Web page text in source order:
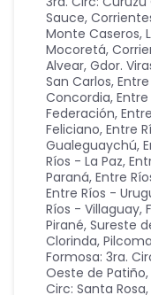
Sauce,
Monte Caseros,
Mocoretá,
Alvear, Gdor.
San Carlos,
Concordia,
Federación,
Feliciano, Entre
Gualeguaychú,
Ríos - La Paz,
Paraná, Entre
Entre Ríos -
Ríos - Villaguay,
Pirané, Sureste
Clorinda,
Formosa: 3ra.
Oeste de Patiño,
Circ: Santa Rosa,